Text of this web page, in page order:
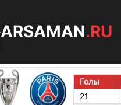
ARSAMAN.RU
Голы
21